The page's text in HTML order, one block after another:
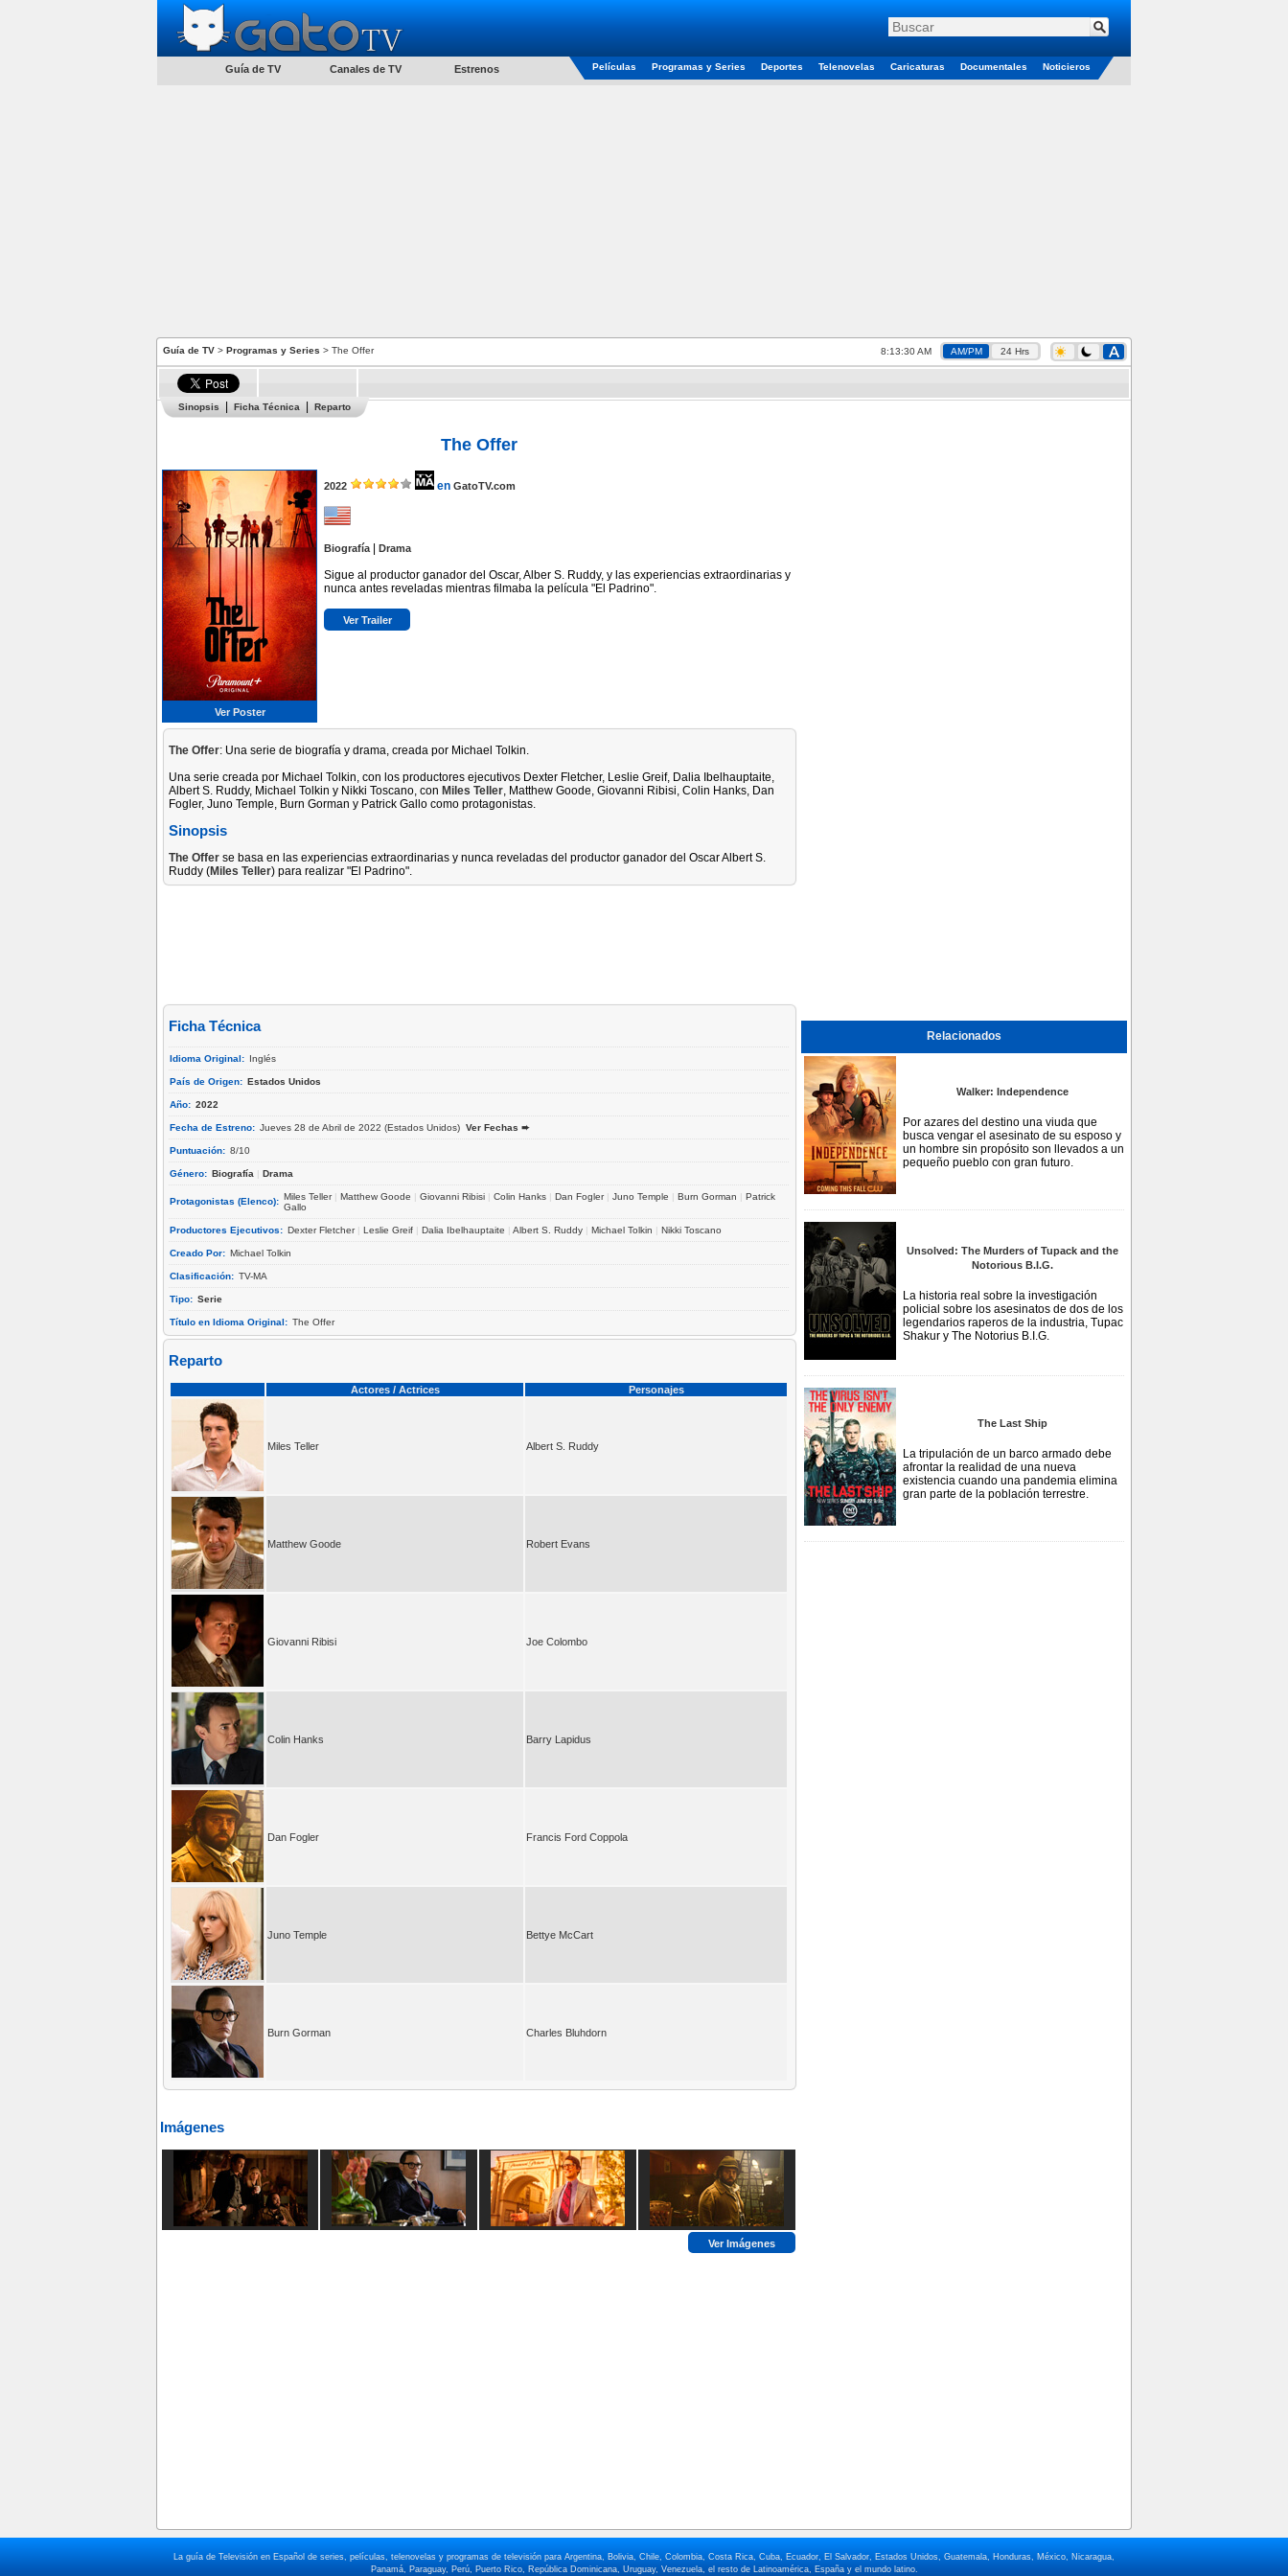
Guía de TV Canales de TV Estrenos Películas Programas y Series Deportes Telenovelas Caricaturas Documentales Noticieros
Guía de TV > Programas y Series > The Offer 8:13:31 AM AM/PM 24 Hrs
Sinopsis Ficha Técnica Reparto
The Offer
Ver Poster
2022 en GatoTV.com
Biografía| Drama
Sigue al productor ganador del Oscar, Alber S. Ruddy, y las experiencias extraordinarias y
nunca antes reveladas mientras filmaba la película "El Padrino".
Ver Trailer
The Offer: Una serie de biografía y drama, creada por Michael Tolkin.
Una serie creada por Michael Tolkin, con los productores ejecutivos Dexter Fletcher, Leslie Greif, Dalia Ibelhauptaite,
Albert S. Ruddy, Michael Tolkin y Nikki Toscano, con Miles Teller, Matthew Goode, Giovanni Ribisi, Colin Hanks, Dan
Fogler, Juno Temple, Burn Gorman y Patrick Gallo como protagonistas.
Sinopsis
The Offer se basa en las experiencias extraordinarias y nunca reveladas del productor ganador del Oscar Albert S.
Ruddy (Miles Teller) para realizar "El Padrino".
Ficha Técnica
Idioma Original: Inglés
País de Origen: Estados Unidos
Año: 2022
Fecha de Estreno: Jueves 28 de Abril de 2022 (Estados Unidos) Ver Fechas ➨
Puntuación: 8/10
Género: Biografía | Drama
Protagonistas (Elenco): Miles Teller| Matthew Goode | Giovanni Ribisi | Colin Hanks | Dan Fogler| Juno Temple | Burn Gorman | Patrick
Gallo
Productores Ejecutivos: Dexter Fletcher| Leslie Greif | Dalia Ibelhauptaite | Albert S. Ruddy | Michael Tolkin | Nikki Toscano
Creado Por: Michael Tolkin
Clasificación: TV-MA
Tipo: Serie
Título en Idioma Original: The Offer
Reparto
Actores / Actrices Personajes
Miles Teller Albert S. Ruddy
Matthew Goode Robert Evans
Giovanni Ribisi Joe Colombo
Colin Hanks Barry Lapidus
Dan Fogler Francis Ford Coppola
Juno Temple Bettye McCart
Burn Gorman Charles Bluhdorn
Imágenes
Ver Imágenes
Relacionados
Walker: Independence
Por azares del destino una viuda que
busca vengar el asesinato de su esposo y
un hombre sin propósito son llevados a un
pequeño pueblo con gran futuro.
Unsolved: The Murders of Tupack and the
Notorious B.I.G.
La historia real sobre la investigación
policial sobre los asesinatos de dos de los
legendarios raperos de la industria, Tupac
Shakur y The Notorius B.I.G.
The Last Ship
La tripulación de un barco armado debe
afrontar la realidad de una nueva
existencia cuando una pandemia elimina
gran parte de la población terrestre.
La guía de Televisión en Español de series, películas, telenovelas y programas de televisión para Argentina, Bolivia, Chile, Colombia, Costa Rica, Cuba, Ecuador, El Salvador, Estados Unidos, Guatemala, Honduras, México, Nicaragua,
Panamá, Paraguay, Perú, Puerto Rico, República Dominicana, Uruguay, Venezuela, el resto de Latinoamérica, España y el mundo latino.